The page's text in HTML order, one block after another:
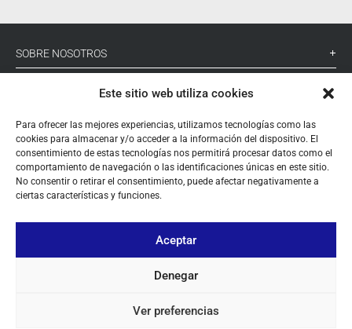
Este sitio web utiliza cookies
Para ofrecer las mejores experiencias, utilizamos tecnologías como las
cookies para almacenar y/o acceder a la información del dispositivo. El
consentimiento de estas tecnologías nos permitirá procesar datos como el
comportamiento de navegación o las identificaciones únicas en este sitio.
No consentir o retirar el consentimiento, puede afectar negativamente a
ciertas características y funciones.
Aceptar
Denegar
Ver preferencias
SOBRE NOSOTROS
SÍGUENOS
info@pihernz.com
Linkedin
Instagram